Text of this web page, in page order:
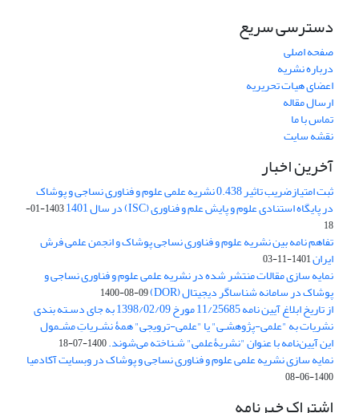
دسترسی سریع
صفحه اصلی
درباره نشریه
اعضای هیات تحریریه
ارسال مقاله
تماس با ما
نقشه سایت
آخرین اخبار
ثبت امتیازضریب تاثیر 0.438 نشریه علمی علوم و فناوری نساجی و پوشاک
در پایگاه استنادی علوم و پایش علم و فناوری (ISC) در سال 1401
1403-01-
18
تفاهم نامه بین نشریه علوم و فناوری نساجی پوشاک و انجمن علمی فرش
ایران1401-11-03
نمایه سازی مقالات منتشر شده در نشریه علمی علوم و فناوری نساجی و
پوشاک در سامانه شناساگر دیجیتال (DOR) 1400-08-09
از تاریخ ابلاغ آیین نامه 11/25685 مورخ 1398/02/09 به جای دسـته بندی
نشریات به "علمی-پژوهشـی" یا "علمی-ترویجی" همۀ نشـریاتِ مشـمول
این آیین‌نامه با عنوان "نشریۀعلمی" شـناخته می‌شوند.1400-07-18
نمایه سازی نشریه علمی علوم و فناوری نساجی و پوشاک در وبسایت آکادمیا
1400-06-08
اشتراک خبرنامه